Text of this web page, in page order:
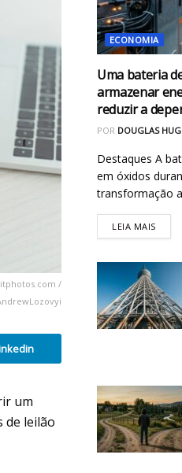
/
um
de leilão
ECONOMIA
Uma bateria
armazenar
reduzir a
POR DOUGLAS
Destaques A
em óxidos
transformação
LEIA MAIS